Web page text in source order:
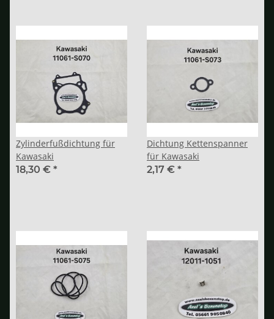
Zylinderfußdichtung für
Kawasaki
18,30 € *
Dichtung Kettenspanner
für Kawasaki
2,17 € *